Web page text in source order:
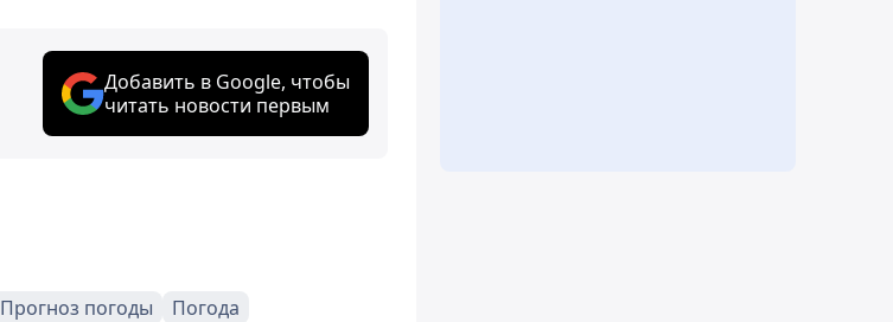
Добавить в Google, чтобы
читать новости первым
Прогноз погоды
Погода